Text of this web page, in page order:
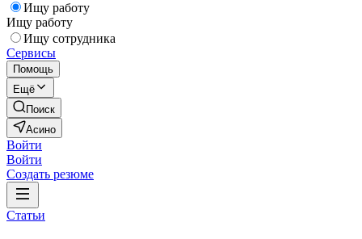
Ищу работу
Ищу работу
Ищу сотрудника
Сервисы
Помощь
Ещё
Поиск
Асино
Войти
Войти
Создать резюме
Статьи